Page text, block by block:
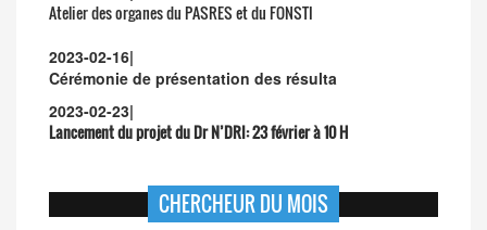
Atelier des organes du PASRES et du FONSTI
2023-02-16|
Cérémonie de présentation des résulta
2023-02-23|
Lancement du projet du Dr N’DRI:23 février à 10 H
CHERCHEUR DU MOIS